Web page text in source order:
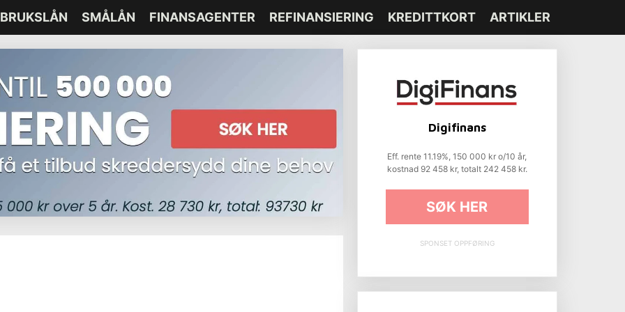
SMÅLÅN FINANSAGENTER REFINANSIERING KREDITTKORT ARTIKLER
Digifinans
Eff. rente 11.19%, 150 000 kr o/10 år,
kostnad 92 458 kr, totalt 242 458 kr.
SØK HER
SPONSET OPPFØRING